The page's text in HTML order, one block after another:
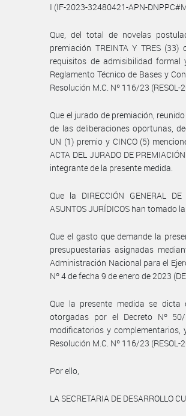
I (IF-2023-32480421-APN-
Que, del total de novelas
premiación TREINTA Y TRES
requisitos de admisibilidad
Reglamento Técnico de Bases y
Resolución M.C. Nº 116/23 (RESOL-
Que el jurado de premiación,
de las deliberaciones oportunas,
UN (1) premio y CINCO (5)
ACTA DEL JURADO DE
integrante de la presente medida.
Que la DIRECCIÓN GENERAL
ASUNTOS JURÍDICOS han tomado
Que el gasto que demande la
presupuestarias asignadas
Administración Nacional para el
Nº 4 de fecha 9 de enero de 2023
Que la presente medida se
otorgadas por el Decreto Nº
modificatorios y
Resolución M.C. Nº 116/23 (RESOL-
Por ello,
LA SECRETARIA DE DESARROLLO